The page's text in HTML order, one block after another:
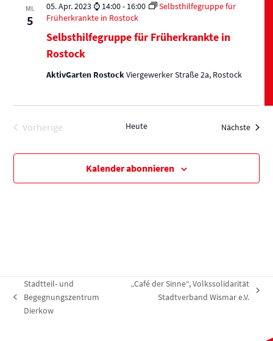
MI.
5
Selbsthilfegruppe für Früherkrankte in
Rostock
05. Apr. 2023 ⌚ 14:00- 16:00
Selbsthilfegruppe für
Früherkrankte in Rostock
AktivGarten RostockViergewerker Straße 2a, Rostock
Vorherige
Heute Nächste
Kalender abonnieren
vorheriger
Beitrag:
Stadtteil- und
Begegnungszentrum
Dierkow
Nächster
„Café der Sinne“, Volkssolidarität
Stadtverband Wismar e.V.